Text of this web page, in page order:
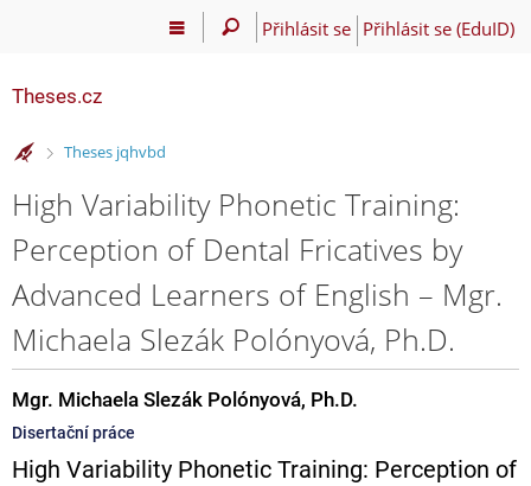
Přihlásit se Přihlásit se (EduID)
Theses.cz
>
Theses jqhvbd
High Variability Phonetic Training:
Perception of Dental Fricatives by
Advanced Learners of English – Mgr.
Michaela Slezák Polónyová, Ph.D.
Mgr. Michaela Slezák Polónyová, Ph.D.
Disertační práce
High Variability Phonetic Training: Perception of